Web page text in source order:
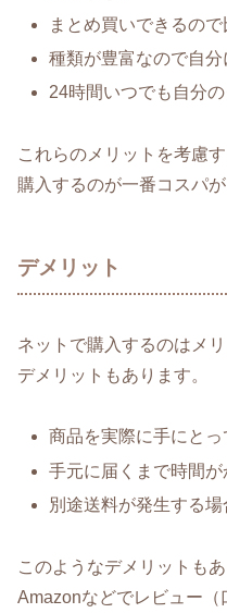
まとめ買いできるの
種類が豊富なので自
24時間いつでも自分
これらのメリットを考慮
購入するのが一番コスパ
デメリット
ネットで購入するのはメ
デメリットもあります。
商品を実際に手にと
手元に届くまで時間が
別途送料が発生する場
このようなデメリットも
Amazonなどでレビュー